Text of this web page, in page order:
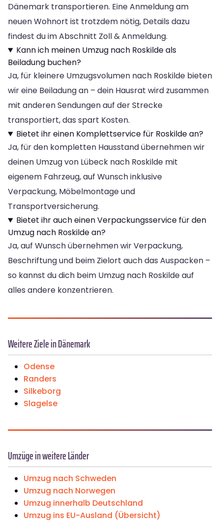
Dänemark transportieren. Eine Anmeldung am
neuen Wohnort ist trotzdem nötig, Details dazu
findest du im Abschnitt Zoll & Anmeldung.
Kann ich meinen Umzug nach Roskilde als
Beiladung buchen?
Ja, für kleinere Umzugsvolumen nach Roskilde bieten
wir eine Beiladung an – dein Hausrat wird zusammen
mit anderen Sendungen auf der Strecke
transportiert, das spart Kosten.
Bietet ihr einen Komplettservice für Roskilde an?
Ja, für den kompletten Hausstand übernehmen wir
deinen Umzug von Lübeck nach Roskilde mit
eigenem Fahrzeug, auf Wunsch inklusive
Verpackung, Möbelmontage und
Transportversicherung.
Bietet ihr auch einen Verpackungsservice für den
Umzug nach Roskilde an?
Ja, auf Wunsch übernehmen wir Verpackung,
Beschriftung und beim Zielort auch das Auspacken –
so kannst du dich beim Umzug nach Roskilde auf
alles andere konzentrieren.
Weitere Ziele in Dänemark
Odense
Randers
Silkeborg
Slagelse
Umzüge in weitere Länder
Umzug nach Schweden
Umzug nach Norwegen
Umzug innerhalb Deutschland
Umzug ins EU-Ausland (Übersicht)